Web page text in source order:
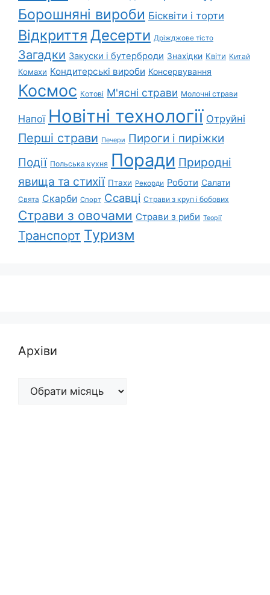
Борошняні вироби Бісквіти і торти
Відкриття Десерти Дріжджове тісто
Загадки Закуски і бутерброди Знахідки Квіти Китай
Комахи Кондитерські вироби Консервування
Космос Котові М'ясні страви Молочні страви
Напої Новітні технології Отруйні
Перші страви Печери Пироги і пиріжки
Події Польська кухня Поради Природні
явища та стихії Птахи Рекорди Роботи Салати
Свята Скарби Спорт Ссавці Страви з круп і бобових
Страви з овочами Страви з риби Теорії
Транспорт Туризм
Архіви
Архіви